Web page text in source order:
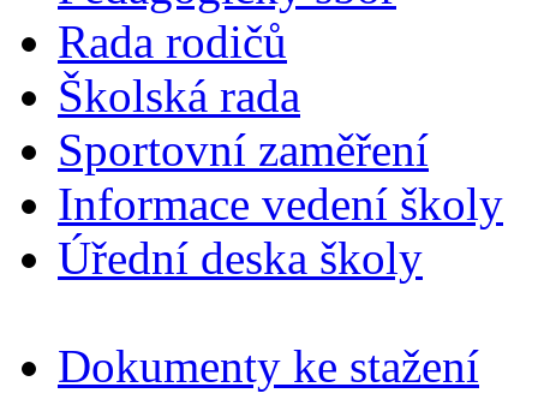
Rada rodičů
Školská rada
Sportovní zaměření
Informace vedení školy
Úřední deska školy
Dokumenty ke stažení